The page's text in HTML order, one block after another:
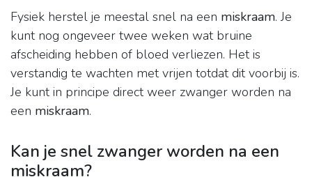
Fysiek herstel je meestal snel na een miskraam. Je
kunt nog ongeveer twee weken wat bruine
afscheiding hebben of bloed verliezen. Het is
verstandig te wachten met vrijen totdat dit voorbij is.
Je kunt in principe direct weer zwanger worden na
een miskraam.
Kan je snel zwanger worden na een
miskraam?